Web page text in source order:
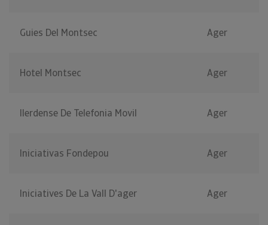
Guies Del Montsec Ager
Hotel Montsec Ager
Ilerdense De Telefonia Movil Ager
Iniciativas Fondepou Ager
Iniciatives De La Vall D'ager Ager